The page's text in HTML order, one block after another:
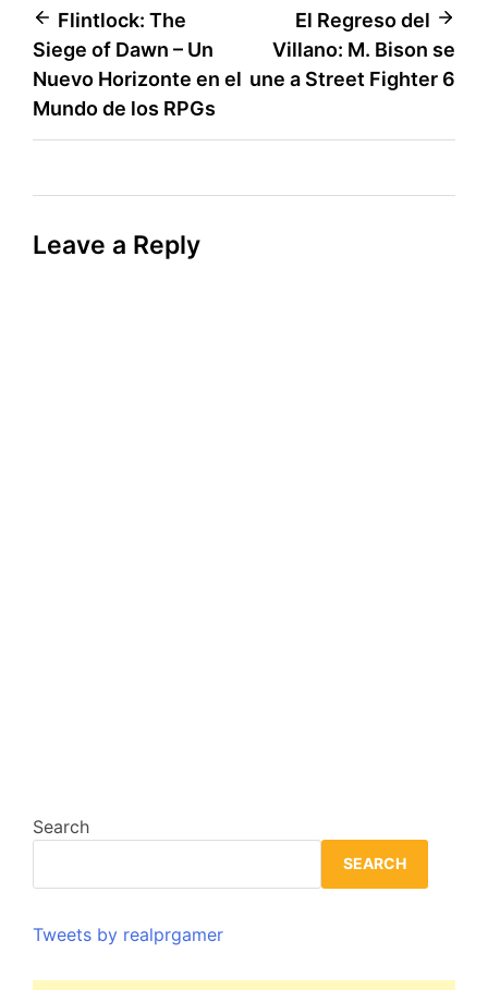
Post
navigation
Flintlock: The
Siege of Dawn – Un
Nuevo Horizonte en el
Mundo de los RPGs
El Regreso del
Villano: M. Bison se
une a Street Fighter 6
Leave a Reply
Search
SEARCH
Tweets by realprgamer